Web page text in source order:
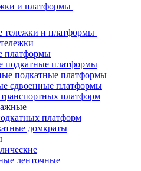
и платформы
тележки и платформы
платформы
подкатные платформы
подкатные платформы
сдвоенные платформы
платформ
платформ
домкраты
ленточные